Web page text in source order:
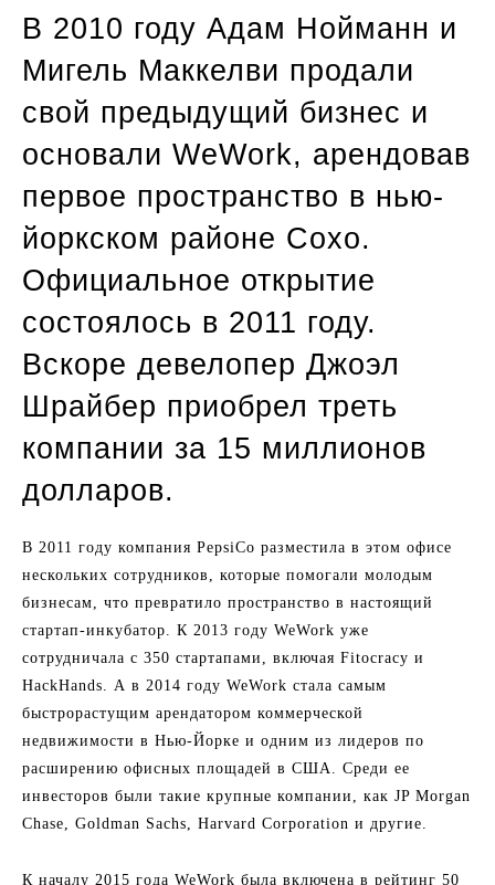
В 2010 году Адам Нойманн и
Мигель Маккелви продали
свой предыдущий бизнес и
основали WeWork, арендовав
первое пространство в нью-
йоркском районе Сохо.
Официальное открытие
состоялось в 2011 году.
Вскоре девелопер Джоэл
Шрайбер приобрел треть
компании за 15 миллионов
долларов.
В 2011 году компания PepsiCo разместила в этом офисе
нескольких сотрудников, которые помогали молодым
бизнесам, что превратило пространство в настоящий
стартап-инкубатор. К 2013 году WeWork уже
сотрудничала с 350 стартапами, включая Fitocracy и
HackHands. А в 2014 году WeWork стала самым
быстрорастущим арендатором коммерческой
недвижимости в Нью-Йорке и одним из лидеров по
расширению офисных площадей в США. Среди ее
инвесторов были такие крупные компании, как JP Morgan
Chase, Goldman Sachs, Harvard Corporation и другие.
К началу 2015 года WeWork была включена в рейтинг 50